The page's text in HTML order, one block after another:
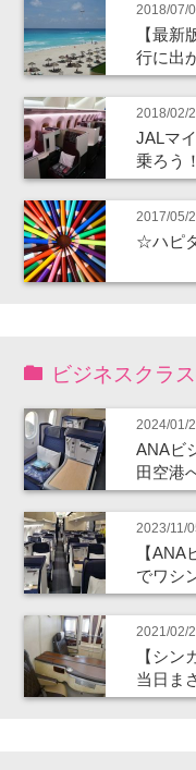
2018/07/
【最
行に出
2018/02/
JALマ
乗ろう！
2017/05/
☆ハピ
ビジネスクラ
2024/01/
ANAビ
田空港
2023/11/
【
でワシ
2021/02/
【シン
当日ま